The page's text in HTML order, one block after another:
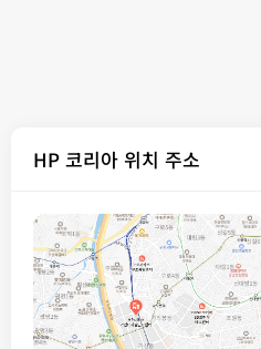
HP 코리아 위치 주소